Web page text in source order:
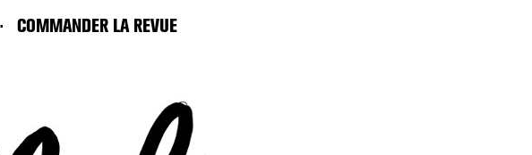
COMMANDER LA REVUE